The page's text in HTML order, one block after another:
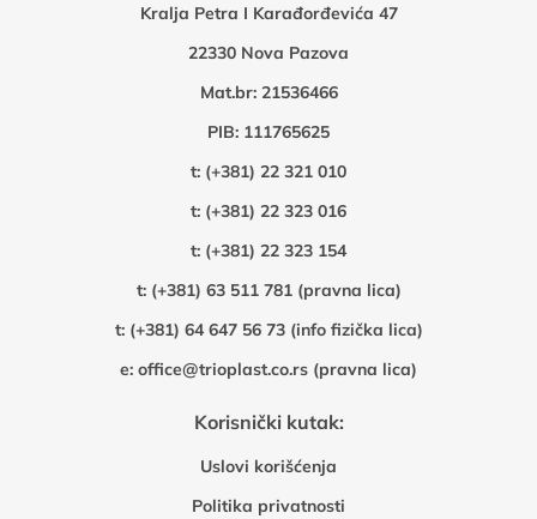
Kralja Petra I Karađorđevića 47
22330 Nova Pazova
Mat.br: 21536466
PIB: 111765625
t: (+381) 22 321 010
t: (+381) 22 323 016
t: (+381) 22 323 154
t: (+381) 63 511 781 (pravna lica)
t: (+381) 64 647 56 73 (info fizička lica)
e: office@trioplast.co.rs (pravna lica)
Korisnički kutak:
Uslovi korišćenja
Politika privatnosti